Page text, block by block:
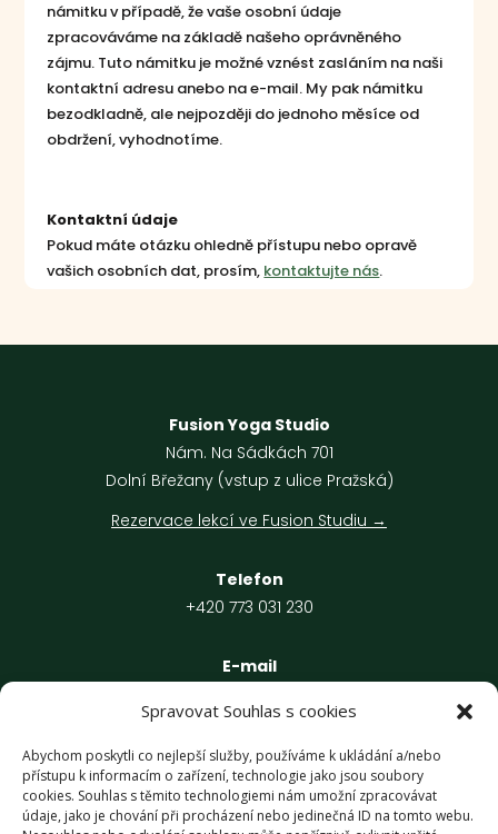
Spravovat Souhlas s cookies
Abychom poskytli co nejlepší služby, používáme k ukládání a/nebo
přístupu k informacím o zařízení, technologie jako jsou soubory
cookies. Souhlas s těmito technologiemi nám umožní zpracovávat
údaje, jako je chování při procházení nebo jedinečná ID na tomto webu.
námitku v případě, že vaše osobní údaje
zpracováváme na základě našeho oprávněného
zájmu. Tuto námitku je možné vznést zasláním na naši
kontaktní adresu anebo na e-mail. My pak námitku
bezodkladně, ale nejpozději do jednoho měsíce od
obdržení, vyhodnotíme.
Kontaktní údaje
Pokud máte otázku ohledně přístupu nebo opravě
vašich osobních dat, prosím, kontaktujte nás.
Fusion Yoga Studio
Nám. Na Sádkách 701
Dolní Břežany (vstup z ulice Pražská)
Rezervace lekcí ve Fusion Studiu →
Telefon
+420 773 031 230
E-mail
IČO: 09441867
Fyzická osoba podnikající dle živnostenského zákona.